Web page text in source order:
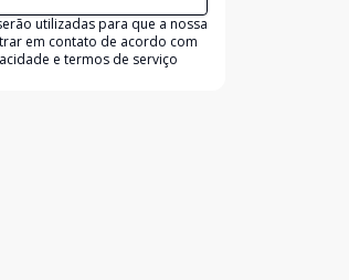
utilizadas para que a nossa
em contato de acordo com
e termos de serviço